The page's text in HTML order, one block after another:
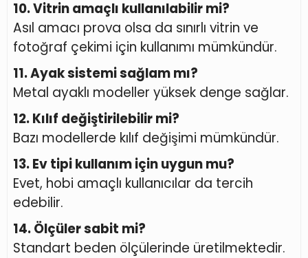
10. Vitrin amaçlı kullanılabilir mi?
Asıl amacı prova olsa da sınırlı vitrin ve
fotoğraf çekimi için kullanımı mümkündür.
11. Ayak sistemi sağlam mı?
Metal ayaklı modeller yüksek denge sağlar.
12. Kılıf değiştirilebilir mi?
Bazı modellerde kılıf değişimi mümkündür.
13. Ev tipi kullanım için uygun mu?
Evet, hobi amaçlı kullanıcılar da tercih
edebilir.
14. Ölçüler sabit mi?
Standart beden ölçülerinde üretilmektedir.